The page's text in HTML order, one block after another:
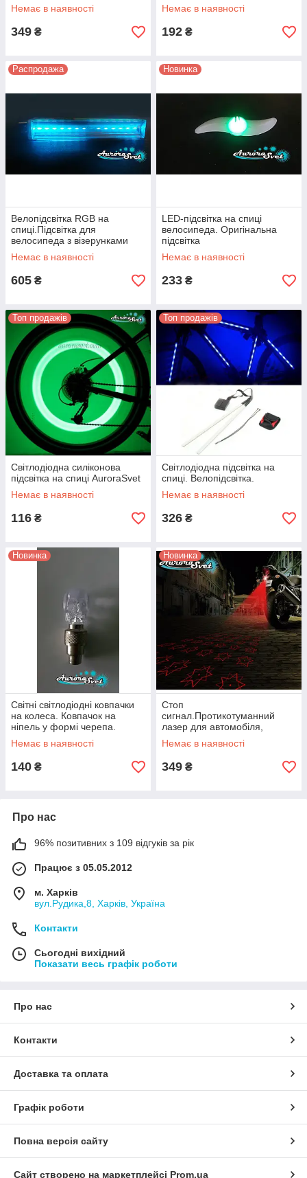
подарунок
Немає в наявності
349 ₴
Немає в наявності
192 ₴
Распродажа
Велопідсвітка RGB на
спиці.Підсвітка для
велосипеда з візерунками
Немає в наявності
605 ₴
Новинка
LED-підсвітка на спиці
велосипеда. Оригінальна
підсвітка
Немає в наявності
233 ₴
Топ продажів
Світлодіодна силіконова
підсвітка на спиці AuroraSvet
Немає в наявності
116 ₴
Топ продажів
Світлодіодна підсвітка на
спиці. Велопідсвітка.
Немає в наявності
326 ₴
Новинка
Світні світлодіодні ковпачки
на колеса. Ковпачок на
ніпель у формі черепа.
Немає в наявності
140 ₴
Новинка
Стоп
сигнал.Протикотуманний
лазер для автомобіля,
габаритний ліхтар. ЗВЕЗДА.
Немає в наявності
349 ₴
Про нас
96% позитивних з 109 відгуків за рік
Працює з 05.05.2012
м. Харків
вул.Рудика,8, Харків, Україна
Контакти
Сьогодні вихідний
Показати весь графік роботи
Про нас
Контакти
Доставка та оплата
Графік роботи
Повна версія сайту
Сайт створено на маркетплейсі Prom.ua